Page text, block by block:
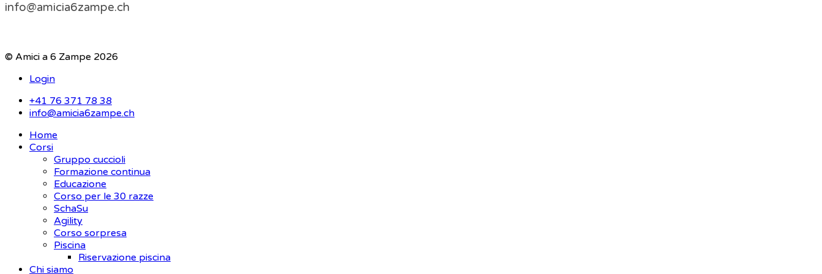
info@amicia6zampe.ch
© Amici a 6 Zampe 2026
Login
+41 76 371 78 38
info@amicia6zampe.ch
Home
Corsi
Gruppo cuccioli
Formazione continua
Educazione
Corso per le 30 razze
SchaSu
Agility
Corso sorpresa
Piscina
Riservazione piscina
Chi siamo